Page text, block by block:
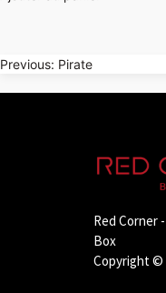
Navigation
de
Previous: Pirate
Red Corner
Box
Copyright ©